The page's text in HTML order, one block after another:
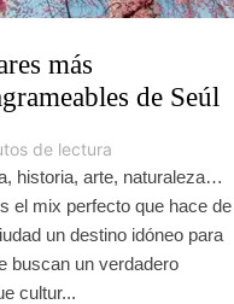
más
de Seúl
de lectura
historia, arte, naturaleza…
el mix perfecto que hace de
un destino idóneo para
buscan un verdadero
cultur...